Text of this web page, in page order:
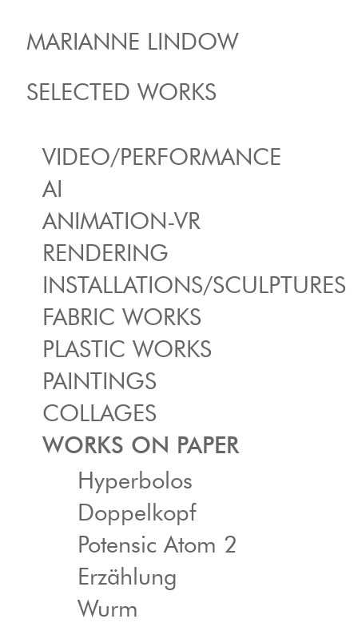
MARIANNE LINDOW
SELECTED WORKS
VIDEO/PERFORMANCE
AI
ANIMATION-VR
RENDERING
INSTALLATIONS/SCULPTURES
FABRIC WORKS
PLASTIC WORKS
PAINTINGS
COLLAGES
WORKS ON PAPER
Hyperbolos
Doppelkopf
Potensic Atom 2
Erzählung
Wurm